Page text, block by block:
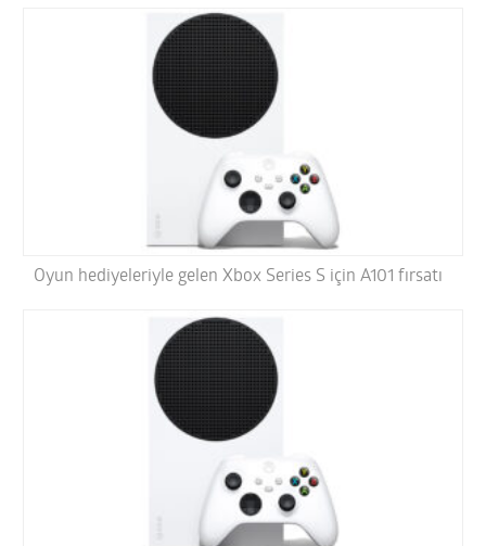
Oyun hediyeleriyle gelen Xbox Series S için A101 fırsatı